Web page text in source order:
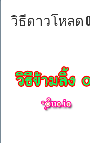
วิธีดาวโหลด